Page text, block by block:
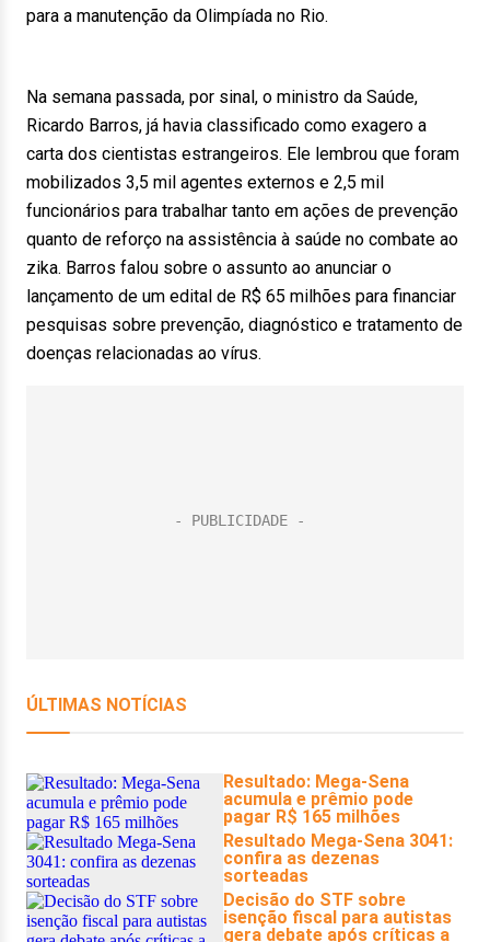
para a manutenção da Olimpíada no Rio.
Na semana passada, por sinal, o ministro da Saúde,
Ricardo Barros, já havia classificado como exagero a
carta dos cientistas estrangeiros. Ele lembrou que foram
mobilizados 3,5 mil agentes externos e 2,5 mil
funcionários para trabalhar tanto em ações de prevenção
quanto de reforço na assistência à saúde no combate ao
zika. Barros falou sobre o assunto ao anunciar o
lançamento de um edital de R$ 65 milhões para financiar
pesquisas sobre prevenção, diagnóstico e tratamento de
doenças relacionadas ao vírus.